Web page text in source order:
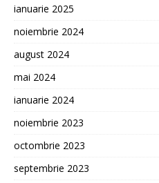
ianuarie 2025
noiembrie 2024
august 2024
mai 2024
ianuarie 2024
noiembrie 2023
octombrie 2023
septembrie 2023